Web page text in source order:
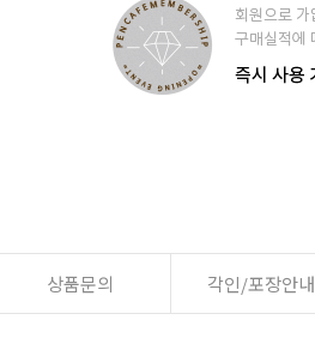
상품문의 각인/포장안내